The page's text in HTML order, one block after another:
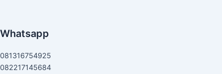
Whatsapp
081316754925
082217145684